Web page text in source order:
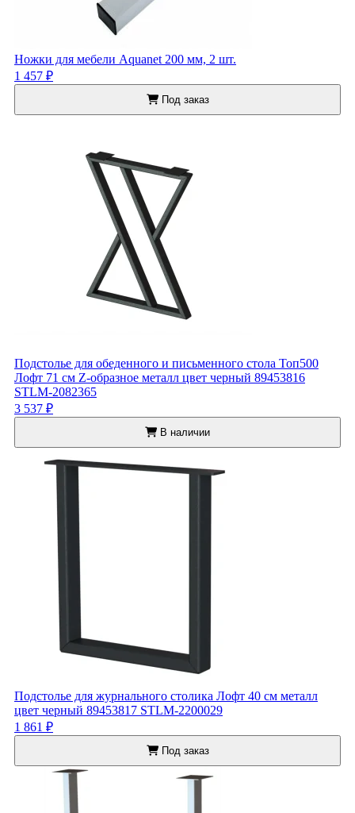
Ножки для мебели Aquanet 200 мм, 2 шт.
1 457 ₽
Под заказ
Подстолье для обеденного и письменного стола Топ500
Лофт 71 см Z-образное металл цвет черный 89453816
STLM-2082365
3 537 ₽
В наличии
Подстолье для журнального столика Лофт 40 см металл
цвет черный 89453817 STLM-2200029
1 861 ₽
Под заказ